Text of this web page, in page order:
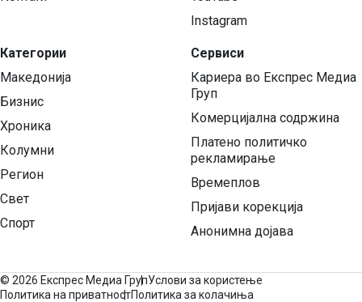
Категории
Македонија
Бизнис
Хроника
Колумни
Регион
Свет
Спорт
Instagram
Сервиси
Кариера во Експрес Медиа
Груп
Комерцијална содржина
Платено политичко
рекламирање
Времеплов
Пријави корекција
Анонимна дојава
© 2026 Експрес Медиа ГрупУслови за користење
Политика на приватностПолитика за колачиња